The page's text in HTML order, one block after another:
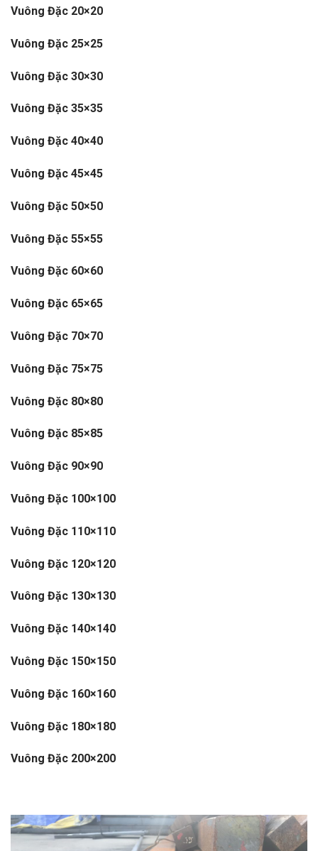
Vuông Đặc 20×20
Vuông Đặc 25×25
Vuông Đặc 30×30
Vuông Đặc 35×35
Vuông Đặc 40×40
Vuông Đặc 45×45
Vuông Đặc 50×50
Vuông Đặc 55×55
Vuông Đặc 60×60
Vuông Đặc 65×65
Vuông Đặc 70×70
Vuông Đặc 75×75
Vuông Đặc 80×80
Vuông Đặc 85×85
Vuông Đặc 90×90
Vuông Đặc 100×100
Vuông Đặc 110×110
Vuông Đặc 120×120
Vuông Đặc 130×130
Vuông Đặc 140×140
Vuông Đặc 150×150
Vuông Đặc 160×160
Vuông Đặc 180×180
Vuông Đặc 200×200